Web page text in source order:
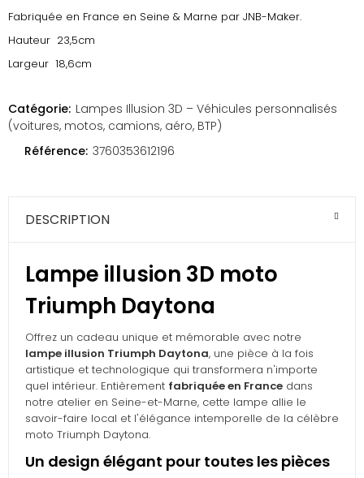
Fabriquée en France en Seine & Marne par JNB-Maker.
Hauteur 23,5cm
Largeur 18,6cm
Catégorie: Lampes Illusion 3D – Véhicules personnalisés
(voitures, motos, camions, aéro, BTP)
Référence: 3760353612196
DESCRIPTION
Lampe illusion 3D moto
Triumph Daytona
Offrez un cadeau unique et mémorable avec notre
lampe illusion Triumph Daytona, une pièce à la fois
artistique et technologique qui transformera n'importe
quel intérieur. Entièrement fabriquée en France dans
notre atelier en Seine-et-Marne, cette lampe allie le
savoir-faire local et l'élégance intemporelle de la célèbre
moto Triumph Daytona.
Un design élégant pour toutes les pièces